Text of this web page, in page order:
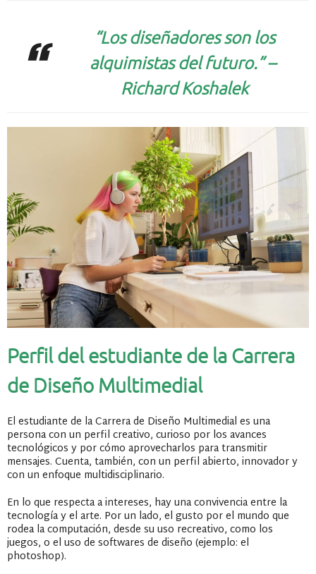
“Los diseñadores son los
alquimistas del futuro.” –
Richard Koshalek
Perfil del estudiante de la Carrera
de Diseño Multimedial
El estudiante de la Carrera de Diseño Multimedial es una
persona con un perfil creativo, curioso por los avances
tecnológicos y por cómo aprovecharlos para transmitir
mensajes. Cuenta, también, con un perfil abierto, innovador y
con un enfoque multidisciplinario.
En lo que respecta a intereses, hay una convivencia entre la
tecnología y el arte. Por un lado, el gusto por el mundo que
rodea la computación, desde su uso recreativo, como los
juegos, o el uso de softwares de diseño (ejemplo: el
photoshop).